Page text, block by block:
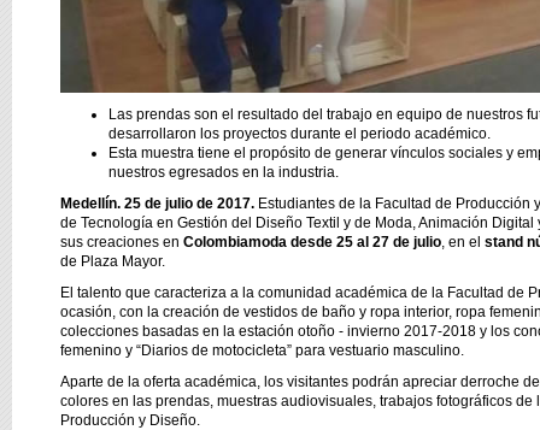
Las prendas son el resultado del trabajo en equipo de nuestros
desarrollaron los proyectos durante el periodo académico.
Esta muestra tiene el propósito de generar vínculos sociales y
nuestros egresados en la industria.
Medellín. 25 de julio de 2017. Estudiantes de la Facultad de Producción
de Tecnología en Gestión del Diseño Textil y de Moda, Animación
sus creaciones en Colombiamoda desde 25 al 27 de julio , en el stand
de Plaza Mayor.
El talento que caracteriza a la comunidad académica de la Facultad de
ocasión, con la creación de vestidos de baño y ropa interior, ropa
colecciones basadas en la estación otoño - invierno 2017-2018 y los
femenino y “Diarios de motocicleta” para vestuario masculino.
Aparte de la oferta académica, los visitantes podrán apreciar derroche
colores en las prendas, muestras audiovisuales, trabajos fotográficos
Producción y Diseño.